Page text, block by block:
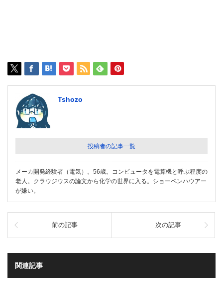
Tshozo
投稿者の記事一覧
メーカ開発経験者（電気）。56歳。コンピュータを電算機と呼ぶ程度の
老人。クラウジウスの論文から化学の世界に入る。ショーペンハウアー
が嫌い。
前の記事 次の記事
関連記事